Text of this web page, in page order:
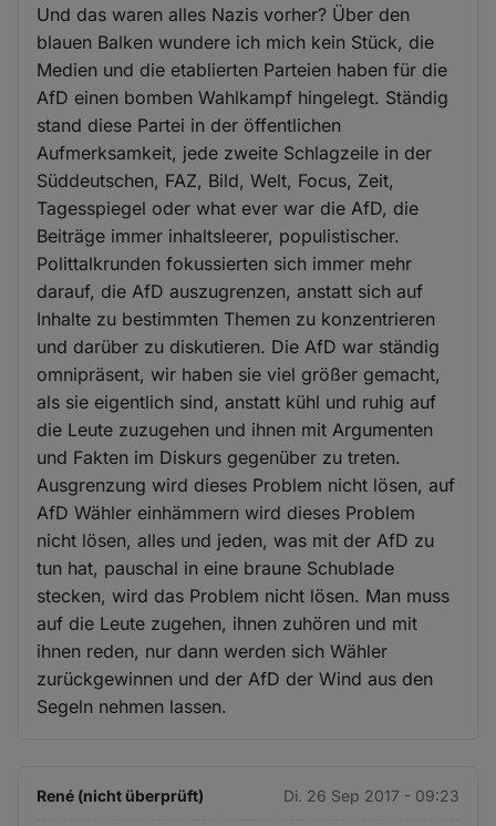
Und das waren alles Nazis vorher? Über den
blauen Balken wundere ich mich kein Stück, die
Medien und die etablierten Parteien haben für die
AfD einen bomben Wahlkampf hingelegt. Ständig
stand diese Partei in der öffentlichen
Aufmerksamkeit, jede zweite Schlagzeile in der
Süddeutschen, FAZ, Bild, Welt, Focus, Zeit,
Tagesspiegel oder what ever war die AfD, die
Beiträge immer inhaltsleerer, populistischer.
Polittalkrunden fokussierten sich immer mehr
darauf, die AfD auszugrenzen, anstatt sich auf
Inhalte zu bestimmten Themen zu konzentrieren
und darüber zu diskutieren. Die AfD war ständig
omnipräsent, wir haben sie viel größer gemacht,
als sie eigentlich sind, anstatt kühl und ruhig auf
die Leute zuzugehen und ihnen mit Argumenten
und Fakten im Diskurs gegenüber zu treten.
Ausgrenzung wird dieses Problem nicht lösen, auf
AfD Wähler einhämmern wird dieses Problem
nicht lösen, alles und jeden, was mit der AfD zu
tun hat, pauschal in eine braune Schublade
stecken, wird das Problem nicht lösen. Man muss
auf die Leute zugehen, ihnen zuhören und mit
ihnen reden, nur dann werden sich Wähler
zurückgewinnen und der AfD der Wind aus den
Segeln nehmen lassen.
René (nicht überprüft) Di. 26 Sep 2017 - 09:23